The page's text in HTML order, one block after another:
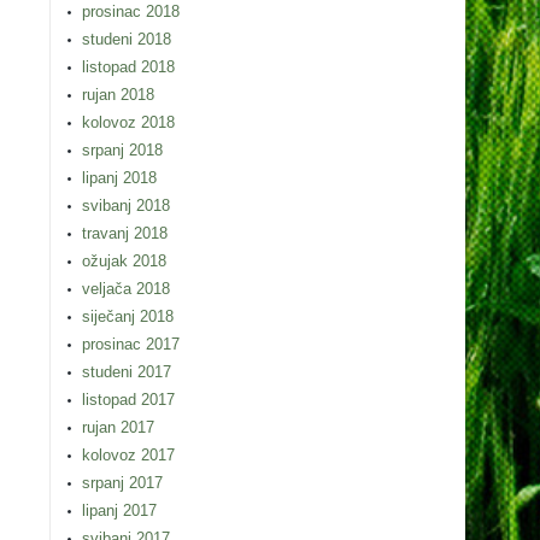
prosinac 2018
studeni 2018
listopad 2018
rujan 2018
kolovoz 2018
srpanj 2018
lipanj 2018
svibanj 2018
travanj 2018
ožujak 2018
veljača 2018
siječanj 2018
prosinac 2017
studeni 2017
listopad 2017
rujan 2017
kolovoz 2017
srpanj 2017
lipanj 2017